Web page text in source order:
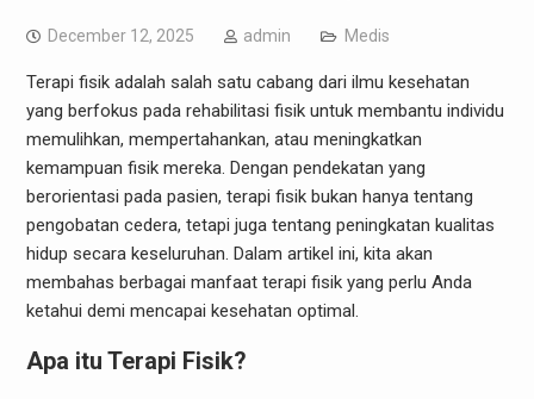
December 12, 2025 admin Medis
Terapi fisik adalah salah satu cabang dari ilmu kesehatan
yang berfokus pada rehabilitasi fisik untuk membantu individu
memulihkan, mempertahankan, atau meningkatkan
kemampuan fisik mereka. Dengan pendekatan yang
berorientasi pada pasien, terapi fisik bukan hanya tentang
pengobatan cedera, tetapi juga tentang peningkatan kualitas
hidup secara keseluruhan. Dalam artikel ini, kita akan
membahas berbagai manfaat terapi fisik yang perlu Anda
ketahui demi mencapai kesehatan optimal.
Apa itu Terapi Fisik?